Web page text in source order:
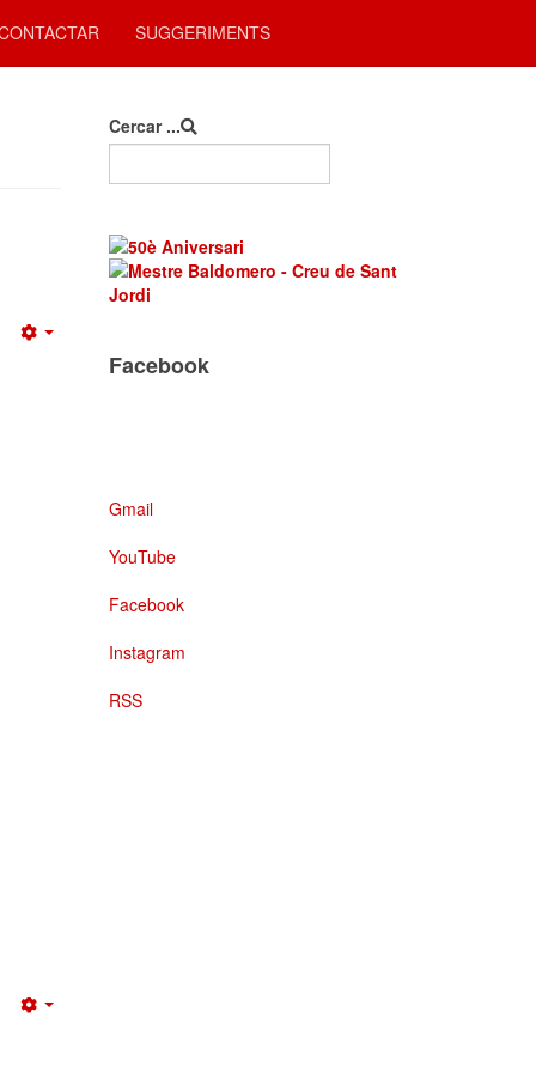
SUGGERIMENTS
Cercar ...
Facebook
Gmail
YouTube
Facebook
Instagram
RSS